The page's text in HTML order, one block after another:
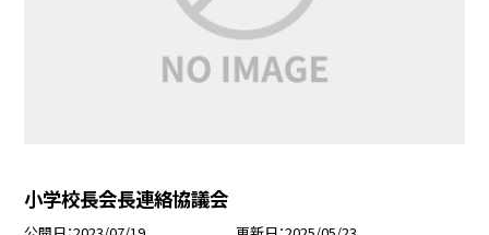
小学校長会長連絡協議会